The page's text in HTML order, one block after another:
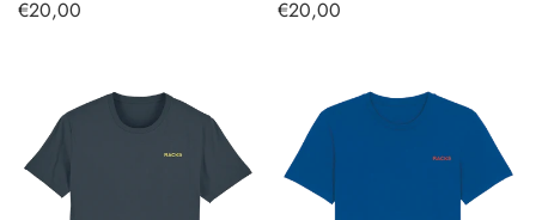
AUSWÄHLEN
Regulärer
€20,00
AUSWÄHLEN
Regulärer
€20,00